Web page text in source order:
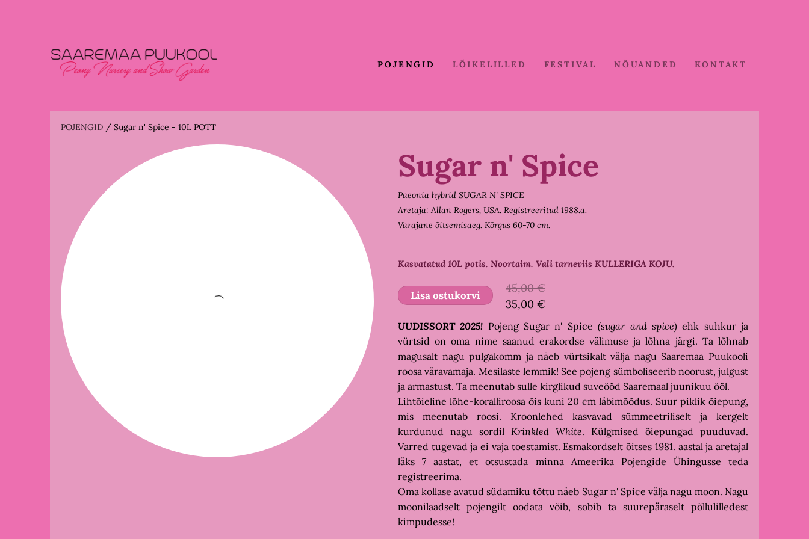
POJENGID LÕIKELILLED FESTIVAL NÕUANDED KONTAKT
POJENGID / Sugar n' Spice - 10L POTT
Sugar n' Spice
Paeonia hybrid SUGAR N' SPICE
Aretaja: Allan Rogers, USA. Registreeritud 1988.a.
Varajane õitsemisaeg. Kõrgus 60-70 cm.
Kasvatatud 10L potis. Noortaim. Vali tarneviis KULLERIGA KOJU.
Lisa ostukorvi
45,00 €
35,00 €
UUDISSORT 2025! Pojeng Sugar n' Spice(sugar and spice)ehk suhkur ja
vürtsid on oma nime saanud erakordse välimuse ja lõhna järgi. Ta lõhnab
magusalt nagu pulgakomm ja näeb vürtsikalt välja nagu Saaremaa Puukooli
roosa väravamaja. Mesilaste lemmik! See pojeng sümboliseerib noorust, julgust
ja armastust. Ta meenutab sulle kirglikud suveööd Saaremaal juunikuu ööl.
Lihtõieline lõhe-koralliroosa õis kuni 20 cm läbimõõdus. Suur piklik õiepung,
mis meenutab roosi. Kroonlehed kasvavad sümmeetriliselt ja kergelt
kurdunud nagu sordil Krinkled White. Külgmised õiepungad puuduvad.
Varred tugevad ja ei vaja toestamist. Esmakordselt õitses 1981. aastal ja aretajal
läks 7 aastat, et otsustada minna Ameerika Pojengide Ühingusse teda
registreerima.
Oma kollase avatud südamiku tõttu näeb Sugar n' Spice välja nagu moon. Nagu
moonilaadselt pojengilt oodata võib, sobib ta suurepäraselt põllulilledest
kimpudesse!